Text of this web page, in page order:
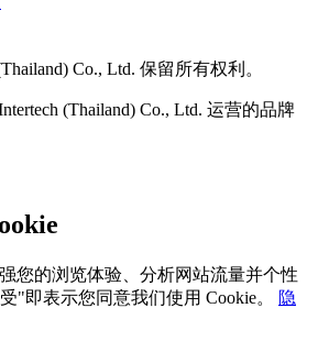
Co., Ltd. 保留所有权利。
(Thailand) Co., Ltd. 运营的品牌
您的浏览体验、分析网站流量并个性
"即表示您同意我们使用 Cookie。
隐